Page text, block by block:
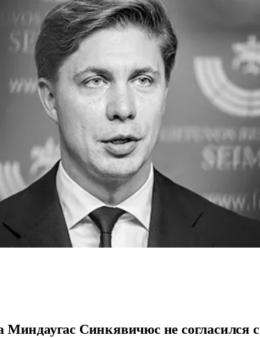
Миндаугас Синкявичюс не согласился с